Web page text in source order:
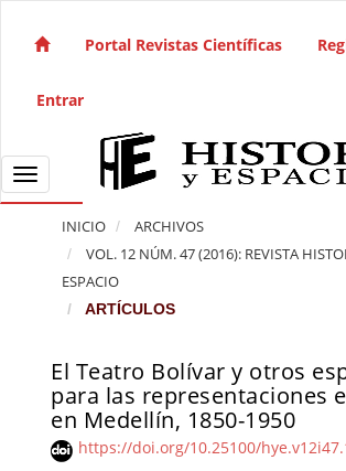
Navegación principal
Barra lateral
Portal Revistas Científicas
Entrar
Toggle navigation
INICIO
ARCHIVOS
VOL. 12 NÚM. 47 (2016): REVISTA
ESPACIO
ARTÍCULOS
El Teatro Bolívar y otros
para las representaciones
en Medellín, 1850-1950
https://doi.org/10.25100/
Barra lateral del artículo